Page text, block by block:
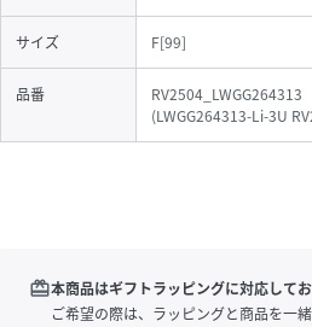
サイズ F[99]
品番
RV2504_LWGG264313
(LWGG264313-Li-3U
redeem本商品はギフトラッピングに対応してお
ご希望の際は、ラッピングと商品を一